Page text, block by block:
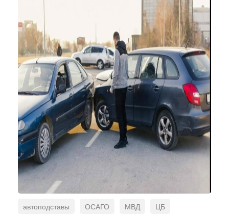
автоподставы ОСАГО МВД
ЦБ